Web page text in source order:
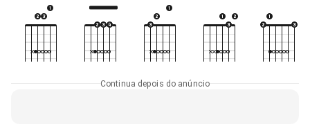
Continua depois do anúncio